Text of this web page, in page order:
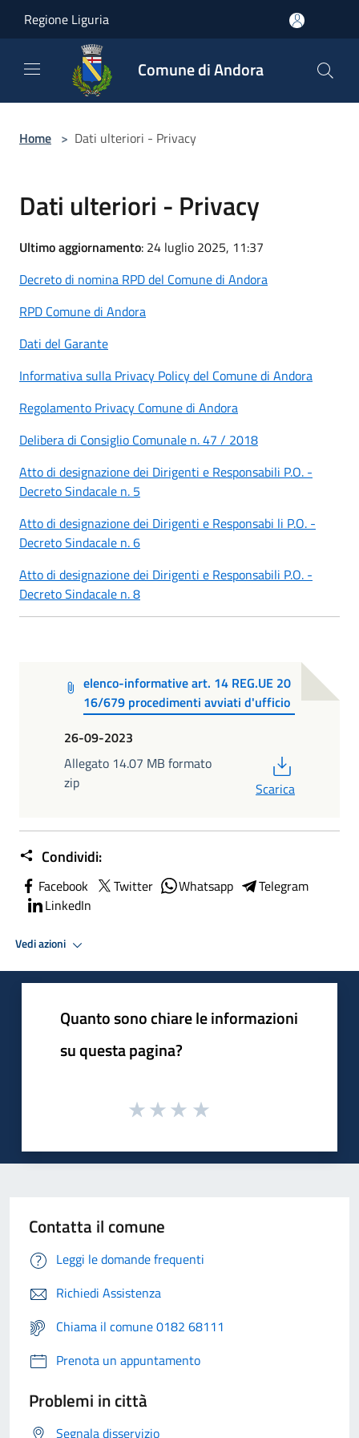
Regione Liguria
Comune di Andora
Home > Dati ulteriori - Privacy
Dati ulteriori - Privacy
Ultimo aggiornamento: 24 luglio 2025, 11:37
Decreto di nomina RPD del Comune di Andora
RPD Comune di Andora
Dati del Garante
Informativa sulla Privacy Policy del Comune di Andora
Regolamento Privacy Comune di Andora
Delibera di Consiglio Comunale n. 47 / 2018
Atto di designazione dei Dirigenti e Responsabili P.O. -
Decreto Sindacale n. 5
Atto di designazione dei Dirigenti e Responsabi li P.O. -
Decreto Sindacale n. 6
Atto di designazione dei Dirigenti e Responsabili P.O. -
Decreto Sindacale n. 8
elenco-informative art. 14 REG.UE 20
16/679 procedimenti avviati d'ufficio
26-09-2023
Allegato 14.07 MB formato
zip
Scarica
Condividi:
Facebook Twitter Whatsapp
Telegram
LinkedIn
Vedi azioni
Quanto sono chiare le informazioni
su questa pagina?
Contatta il comune
Leggi le domande frequenti
Richiedi Assistenza
Chiama il comune 0182 68111
Prenota un appuntamento
Problemi in città
Segnala disservizio